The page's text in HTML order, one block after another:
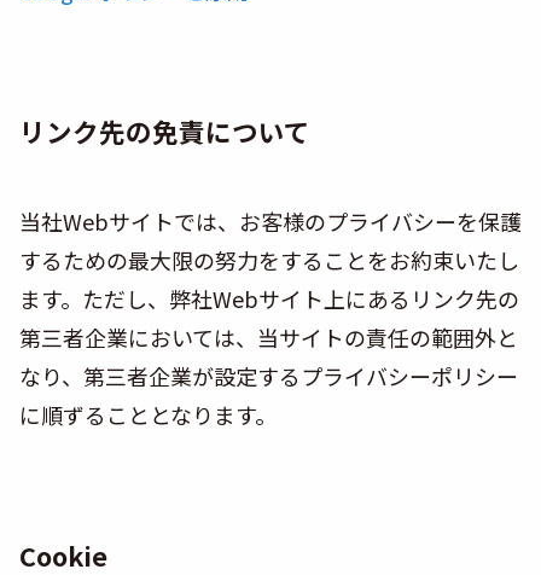
リンク先の免責について
当社Webサイトでは、お客様のプライバシーを保護
するための最大限の努力をすることをお約束いたし
ます。ただし、弊社Webサイト上にあるリンク先の
第三者企業においては、当サイトの責任の範囲外と
なり、第三者企業が設定するプライバシーポリシー
に順ずることとなります。
Cookie